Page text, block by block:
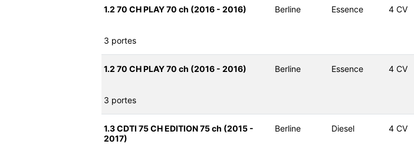
1.2 70 CH PLAY 70 ch (2016 - 2016) Berline Essence 4 CV
3 portes
1.2 70 CH PLAY 70 ch (2016 - 2016) Berline Essence 4 CV
3 portes
1.3 CDTI 75 CH EDITION 75 ch (2015 -
2017)
Berline Diesel 4 CV